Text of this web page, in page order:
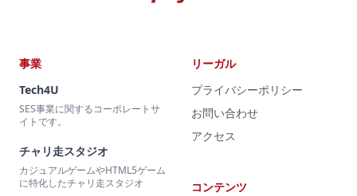
事業
Tech4U
SES事業に関するコーポレートサ
イトです。
チャリ走スタジオ
カジュアルゲームやHTML5ゲーム
に特化したチャリ走スタジオ
リーガル
プライバシーポリシー
お問い合わせ
アクセス
コンテンツ